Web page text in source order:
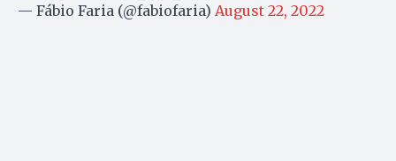
— Fábio Faria (@fabiofaria) August 22, 2022